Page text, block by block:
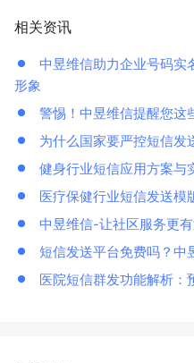
相关资讯
中昱维信助力企业号码实
形象
警惕！中昱维信提醒您这
为什么国家要严控短信发
健身行业短信应用方案与
医疗保健行业短信发送模
中昱维信-让社区服务更
短信发送平台免费吗？中
医院短信群发功能解析：